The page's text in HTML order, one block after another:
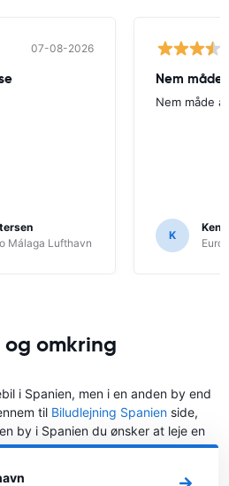
07-08-2026
Málaga Lufthavn
Nem måde
Nem måde
K
omkring
i Spanien, men i en anden by end
til Biludlejning Spanien side,
by i Spanien du ønsker at leje en